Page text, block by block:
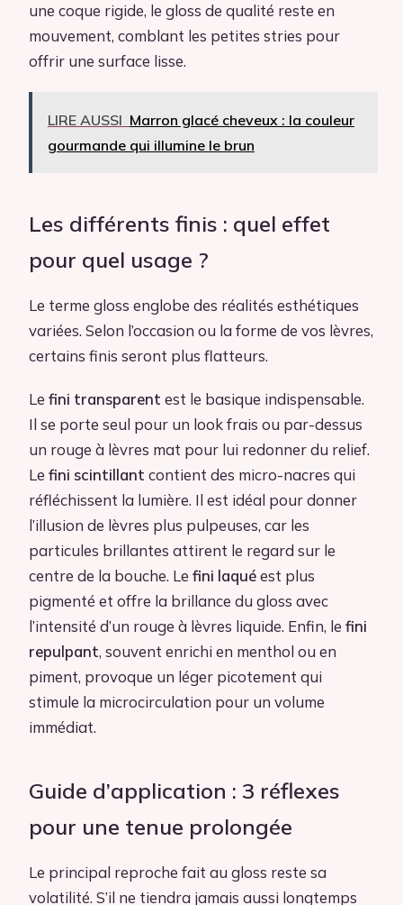
une coque rigide, le gloss de qualité reste en
mouvement, comblant les petites stries pour
offrir une surface lisse.
LIRE AUSSI Marron glacé cheveux : la couleur
gourmande qui illumine le brun
Les différents finis : quel effet
pour quel usage ?
Le terme gloss englobe des réalités esthétiques
variées. Selon l’occasion ou la forme de vos lèvres,
certains finis seront plus flatteurs.
Le fini transparent est le basique indispensable.
Il se porte seul pour un look frais ou par-dessus
un rouge à lèvres mat pour lui redonner du relief.
Le fini scintillant contient des micro-nacres qui
réfléchissent la lumière. Il est idéal pour donner
l’illusion de lèvres plus pulpeuses, car les
particules brillantes attirent le regard sur le
centre de la bouche. Le fini laquéest plus
pigmenté et offre la brillance du gloss avec
l’intensité d’un rouge à lèvres liquide. Enfin, le fini
repulpant, souvent enrichi en menthol ou en
piment, provoque un léger picotement qui
stimule la microcirculation pour un volume
immédiat.
Guide d’application : 3 réflexes
pour une tenue prolongée
Le principal reproche fait au gloss reste sa
volatilité. S’il ne tiendra jamais aussi longtemps